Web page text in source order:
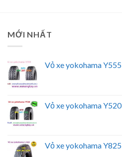
MỚI NHẤT
Vỏ xe yokohama Y555
Vỏ xe yokohama Y520
Vỏ xe yokohama Y825